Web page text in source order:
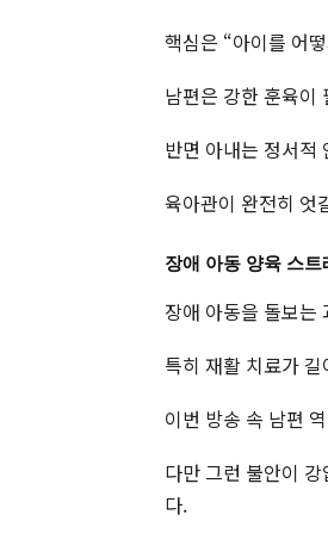
핵심은 “아이를 어
남편은 강한 훈육이
반면 아내는 정서적
육아관이 완전히 엇
장애 아동 양육 스트
장애 아동을 돌보는
특히 재활 치료가
이번 방송 속 남편
다만 그런 불안이
다.